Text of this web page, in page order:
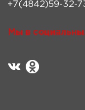
+7(4842)59-32-
Мы в